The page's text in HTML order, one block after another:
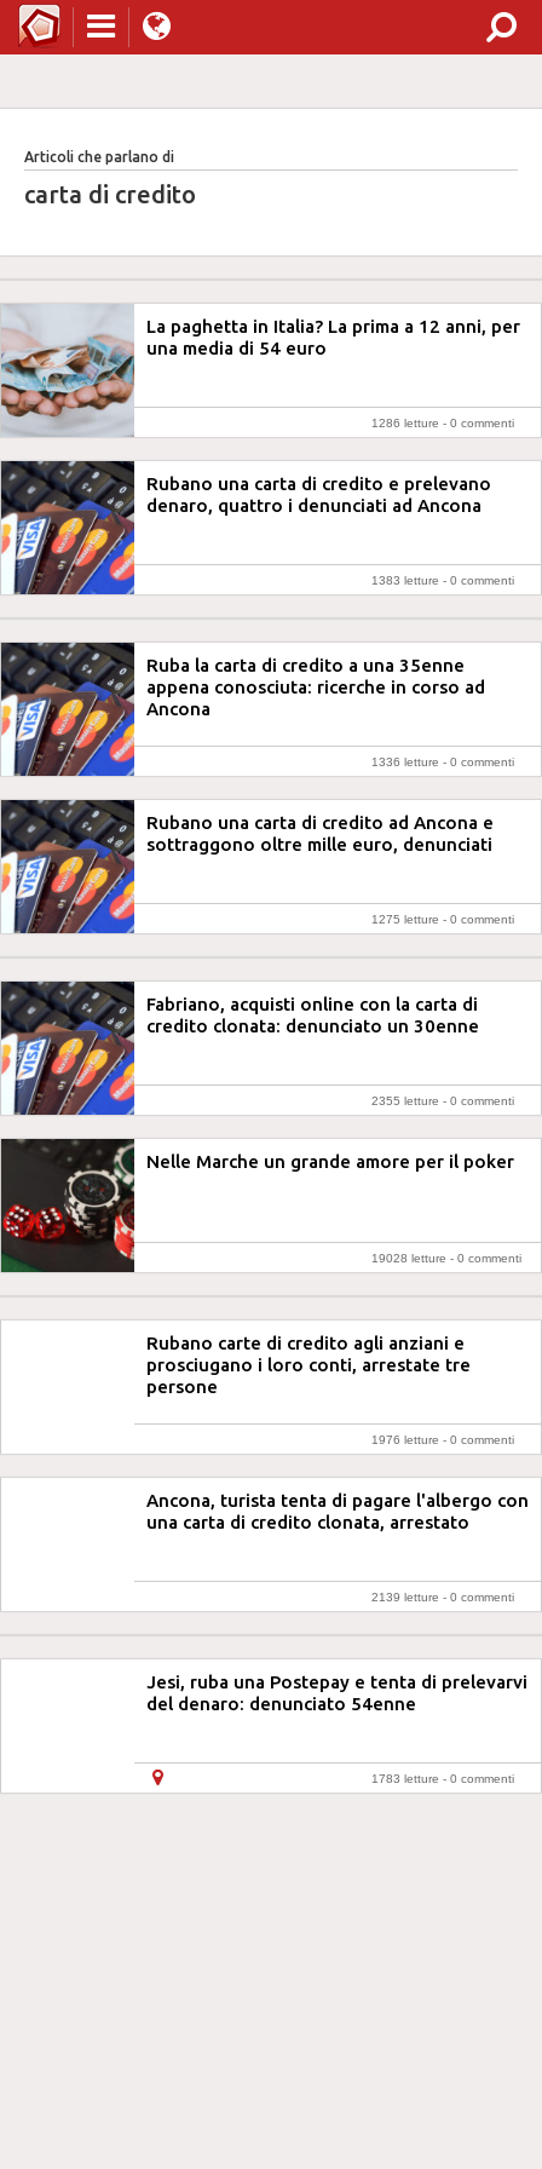
Articoli che parlano di
carta di credito
La paghetta in Italia? La prima a 12 anni, per
una media di 54 euro
1286 letture - 0 commenti
Rubano una carta di credito e prelevano
denaro, quattro i denunciati ad Ancona
1383 letture - 0 commenti
Ruba la carta di credito a una 35enne
appena conosciuta: ricerche in corso ad
Ancona
1336 letture - 0 commenti
Rubano una carta di credito ad Ancona e
sottraggono oltre mille euro, denunciati
1275 letture - 0 commenti
Fabriano, acquisti online con la carta di
credito clonata: denunciato un 30enne
2355 letture - 0 commenti
Nelle Marche un grande amore per il poker
19028 letture - 0 commenti
Rubano carte di credito agli anziani e
prosciugano i loro conti, arrestate tre
persone
1976 letture - 0 commenti
Ancona, turista tenta di pagare l'albergo con
una carta di credito clonata, arrestato
2139 letture - 0 commenti
Jesi, ruba una Postepay e tenta di prelevarvi
del denaro: denunciato 54enne
1783 letture - 0 commenti